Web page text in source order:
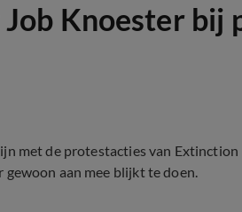
Knoester bij
met de protestacties van
aan mee blijkt te doen.